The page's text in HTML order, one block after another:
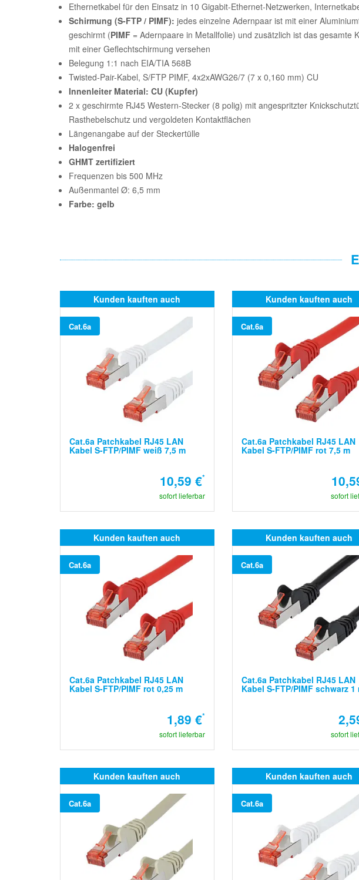
Ethernetkabel für den Einsatz in 10 Gigabit-Ethernet-Netzwerken,
Schirmung (S-FTP / PIMF): jedes einzelne Adernpaar ist mit einer
geschirmt (PIMF = Adernpaare in Metallfolie) und zusätzlich ist das gesamte
mit einer Geflechtschirmung versehen
Belegung 1:1 nach EIA/TIA 568B
Twisted-Pair-Kabel, S/FTP PIMF, 4x2xAWG26/7 (7 x 0,160 mm) CU
Innenleiter Material: CU (Kupfer)
2 x geschirmte RJ45 Western-Stecker (8 polig) mit angespritzter
Rasthebelschutz und vergoldeten Kontaktflächen
Längenangabe auf der Steckertülle
Halogenfrei
GHMT zertifiziert
Frequenzen bis 500 MHz
Außenmantel Ø: 6,5 mm
Farbe: gelb
Kunden kauften auch
Cat.6a
Cat.6a Patchkabel RJ45 LAN
Kabel S-FTP/PIMF weiß 7,5 m
10,59 €*
sofort lieferbar
Kunden kauften auch
Cat.6a
Cat.6a Patchkabel RJ45 LAN
Kabel S-FTP/PIMF rot 7,5 m
sofort
Kunden kauften auch
Cat.6a
Cat.6a Patchkabel RJ45 LAN
Kabel S-FTP/PIMF rot 0,25 m
1,89 €*
sofort lieferbar
Kunden kauften auch
Cat.6a
Cat.6a Patchkabel RJ45 LAN
Kabel S-FTP/PIMF schwarz 1
sofort
Kunden kauften auch
Cat.6a
Kunden kauften auch
Cat.6a